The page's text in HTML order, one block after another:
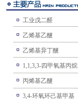
工业戊二醛
乙烯基乙醚
乙烯基异丁醚
1,1,3,3-四甲氧基丙烷
丙烯基乙醚
3,4-环氧环己基甲基